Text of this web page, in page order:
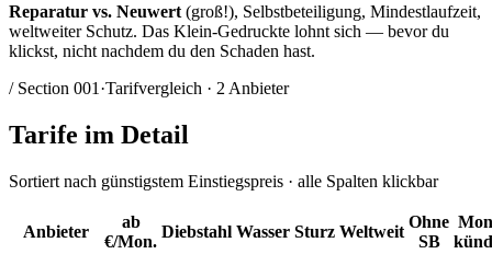
Reparatur vs. Neuwert (groß!), Selbstbeteiligung, Mindestlaufzeit,
weltweiter Schutz. Das Klein-Gedruckte lohnt sich — bevor du
klickst, nicht nachdem du den Schaden hast.
/ Section 001 ·Tarifvergleich · 2 Anbieter
Tarife im Detail
Sortiert nach günstigstem Einstiegspreis · alle Spalten klickbar
Anbieter
ab
€/Mon.
Diebstahl Wasser Sturz Weltweit
Ohne
SB